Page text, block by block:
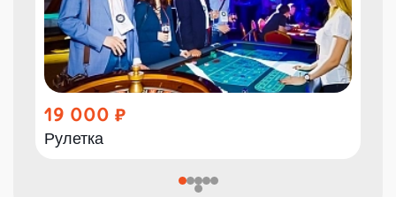
19 000
Рулетка